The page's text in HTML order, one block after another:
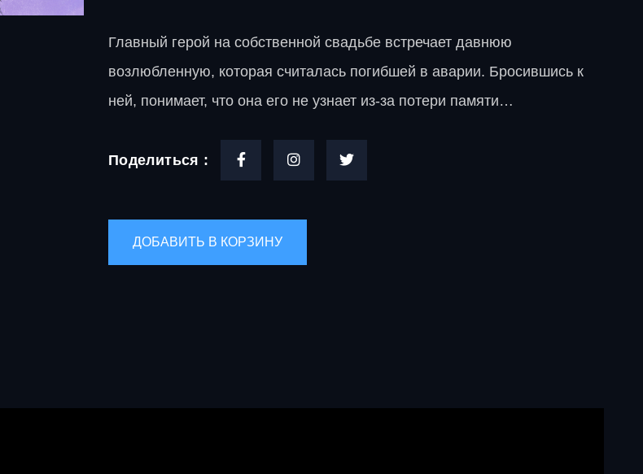
Главный герой на собственной свадьбе встречает давнюю
возлюбленную, которая считалась погибшей в аварии. Бросившись к
ней, понимает, что она его не узнает из-за потери памяти…
Поделиться :